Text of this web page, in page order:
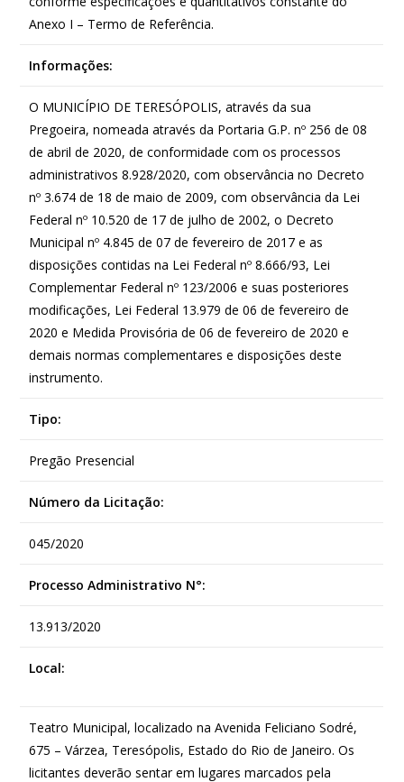
Anexo I – Termo de Referência.
Informações:
O MUNICÍPIO DE TERESÓPOLIS, através da sua
Pregoeira, nomeada através da Portaria G.P. nº 256 de 08
de abril de 2020, de conformidade com os processos
administrativos 8.928/2020, com observância no Decreto
nº 3.674 de 18 de maio de 2009, com observância da Lei
Federal nº 10.520 de 17 de julho de 2002, o Decreto
Municipal nº 4.845 de 07 de fevereiro de 2017 e as
disposições contidas na Lei Federal nº 8.666/93, Lei
Complementar Federal nº 123/2006 e suas posteriores
modificações, Lei Federal 13.979 de 06 de fevereiro de
2020 e Medida Provisória de 06 de fevereiro de 2020 e
demais normas complementares e disposições deste
instrumento.
Tipo:
Pregão Presencial
Número da Licitação:
045/2020
Processo Administrativo N°:
13.913/2020
Local:
Teatro Municipal, localizado na Avenida Feliciano Sodré,
675 – Várzea, Teresópolis, Estado do Rio de Janeiro. Os
licitantes deverão sentar em lugares marcados pela